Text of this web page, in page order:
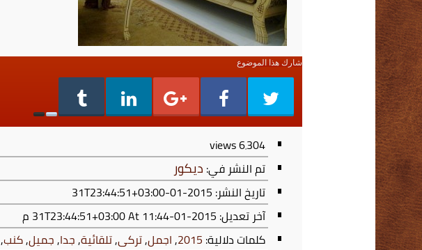
شارك هذا الموضوع
6٬304views
تم النشر في: ديكور
تاريخ النشر: 2015-01-31T23:44:51+03:00
آخر تعديل: 2015-01-31T23:44:51+03:00
At 11:44 م
كلمات دلالية: 2015
,اجمل,تركى,تلقائية,جدا,جميل,كنب,